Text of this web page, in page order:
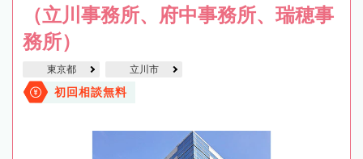
（立川事務所、府中事務所、瑞穂事
務所）
東京都 立川市
初回相談無料